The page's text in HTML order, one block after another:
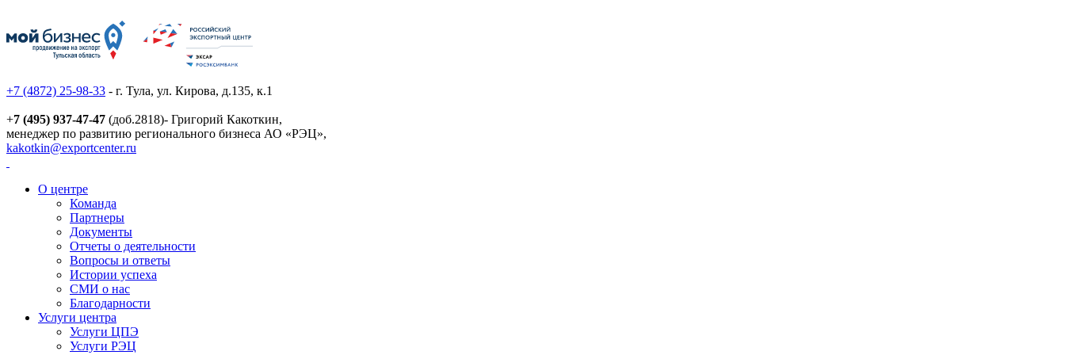
+7 (4872) 25-98-33 - г. Тула, ул. Кирова, д.135, к.1
+7 (495) 937-47-47 (доб.2818)- Григорий Какоткин,
менеджер по развитию регионального бизнеса АО «РЭЦ»,
kakotkin@exportcenter.ru
О центре
Команда
Партнеры
Документы
Отчеты о деятельности
Вопросы и ответы
Истории успеха
СМИ о нас
Благодарности
Услуги центра
Услуги ЦПЭ
Услуги РЭЦ